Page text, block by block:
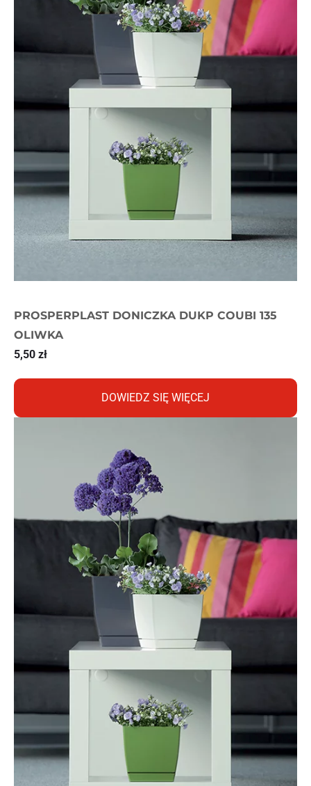
PROSPERPLAST DONICZKA DUKP COUBI 135
OLIWKA
5,50 zł
DOWIEDZ SIĘ WIĘCEJ